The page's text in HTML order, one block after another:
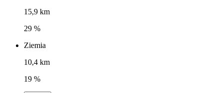
15,9 km
29 %
Ziemia
10,4 km
19 %